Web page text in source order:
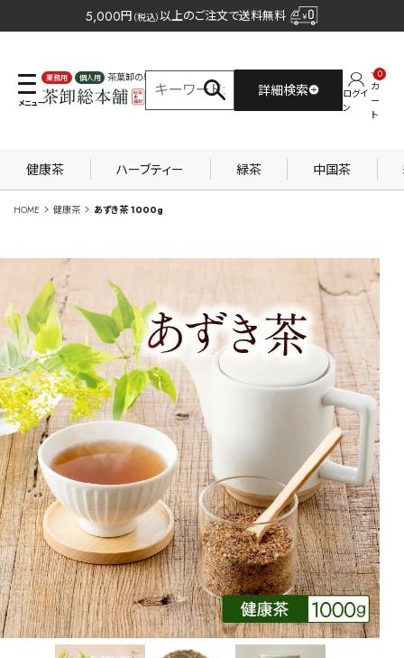
5,000円 （税込）以上のご注文で送料無料
業務用 個人用
茶葉卸の専門サイト
詳細検索
ログイ
ン
カ
ー
ト
0
健康茶 ハーブティー 緑茶 中国茶
HOME 健康茶 あずき茶 1000g